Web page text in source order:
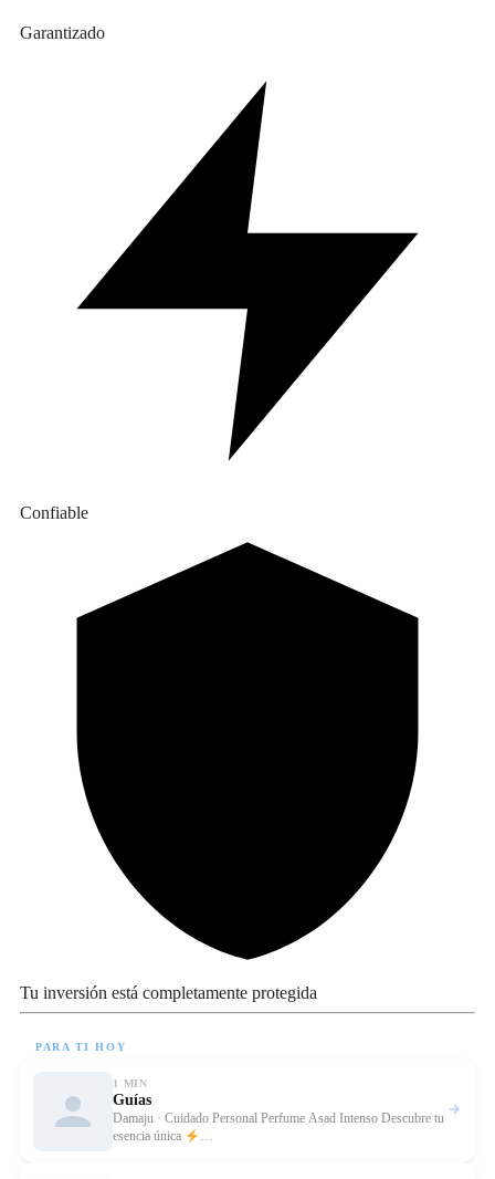
Garantizado
Confiable
Tu inversión está completamente protegida
PARA TI HOY
1 MIN
Guías
Damaju · Cuidado Personal Perfume Asad Intenso Descubre tu
esencia única
…